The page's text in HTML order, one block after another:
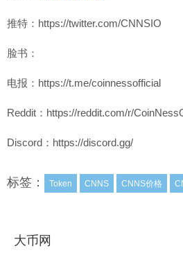
推特：https://twitter.com/CNNSIO
脸书：
电报：https://t.me/coinnessofficial
Reddit：https://reddit.com/r/
Discord：https://discord.gg/
标签： Token CNNS CNNS价格
大币网